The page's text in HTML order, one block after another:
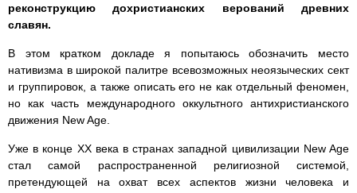
реконструкцию дохристианских верований древних
славян.
В этом кратком докладе я попытаюсь обозначить место
нативизма в широкой палитре всевозможных неоязыческих сект
и группировок, а также описать его не как отдельный феномен,
но как часть международного оккультного антихристианского
движения New Age.
Уже в конце ХХ века в странах западной цивилизации New Age
стал самой распространенной религиозной системой,
претендующей на охват всех аспектов жизни человека и